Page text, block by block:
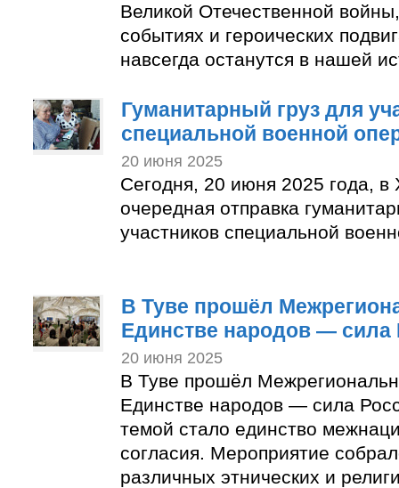
Великой Отечественной
событиях и героических
навсегда останутся в нашей
Гуманитарный груз для
специальной военной
20 июня 2025
Сегодня, 20 июня 2025 года, в
очередная отправка
участников специальной
В Туве прошёл
Единстве народов — сила
20 июня 2025
В Туве прошёл
Единстве народов — сила
темой стало единство
согласия. Мероприятие
различных этнических и